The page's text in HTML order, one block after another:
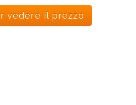
vedere il prezzo